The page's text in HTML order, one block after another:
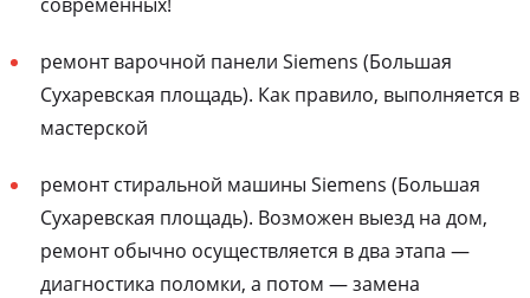
ремонт варочной панели Siemens (Большая
Сухаревская площадь). Как правило, выполняется в
мастерской
ремонт стиральной машины Siemens (Большая
Сухаревская площадь). Возможен выезд на дом,
ремонт обычно осуществляется в два этапа —
диагностика поломки, а потом — замена